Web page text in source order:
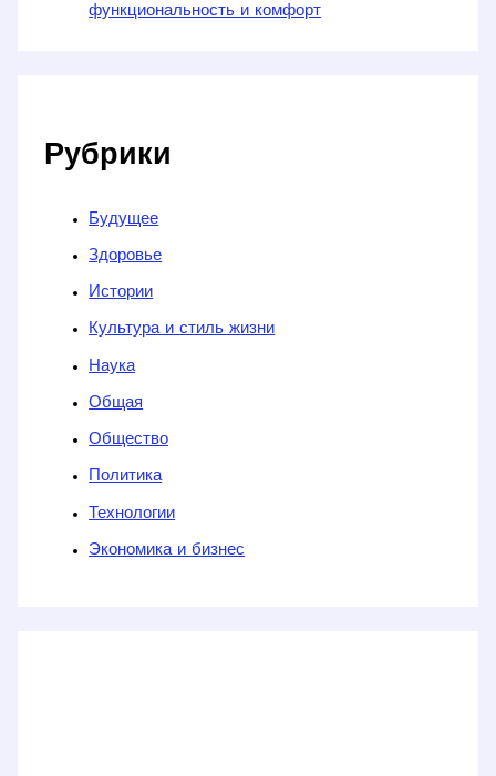
функциональность и комфорт
Рубрики
Будущее
Здоровье
Истории
Культура и стиль жизни
Наука
Общая
Общество
Политика
Технологии
Экономика и бизнес